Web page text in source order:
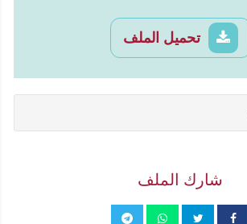
تحميل الملف
شارك الملف